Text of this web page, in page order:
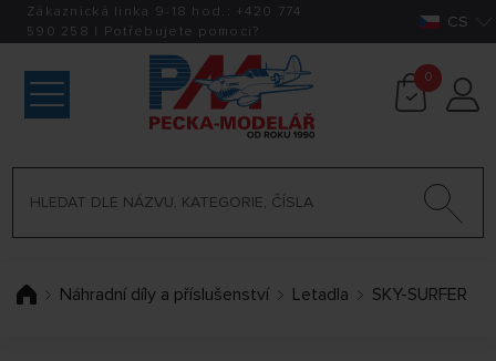
Zákaznická linka 9-18 hod.: +420 774
590 258 | Potřebujete pomoci? CS
0
Náhradní díly a příslušenství Letadla SKY-SURFER